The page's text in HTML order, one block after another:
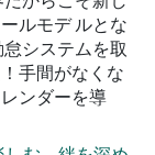
ルモデ ルとな
システムを取
手間がなくな
ンダーを導